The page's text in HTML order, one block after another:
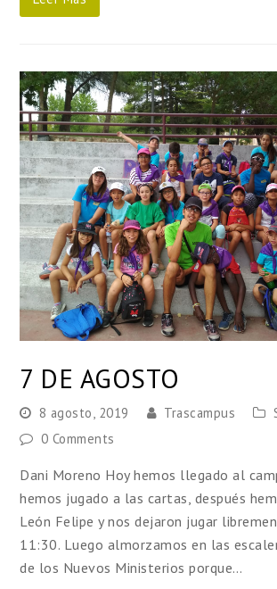
7 DE AGOSTO
8 agosto, 2019 Trascampus
0 Comments
Dani Moreno Hoy hemos llegado al
hemos jugado a las cartas, después
León Felipe y nos dejaron jugar
11:30. Luego almorzamos en las
de los Nuevos Ministerios porque…